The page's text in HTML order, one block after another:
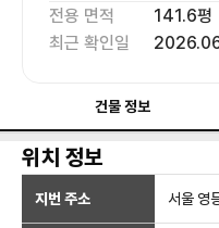
전용 면적
141.6평
최근 확인일
건물 정보
위치 정보
지번 주소 서울 영